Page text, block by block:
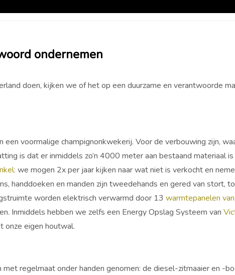
ondernemen
doen, kijken we of het op een duurzame en verantwoorde
voormalige champignonkwekerij. Voor de verbouwing zijn,
is dat er inmiddels zo’n 4000 meter aan bestaand materiaal
we mogen 2x per jaar kijken naar wat niet is verkocht en
handdoeken en manden zijn tweedehands en gered van stort,
worden elektrisch verwarmd door 13 warmtepanelen
Inmiddels hebben we zelfs een Energy Opslag Systeem van
onze eigen houtwal.
regelmaat onder handen genomen: de diesel-zitmaaier en -